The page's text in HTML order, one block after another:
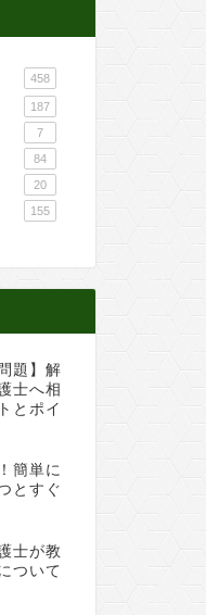
458
187
7
84
20
155
題】解
士へ相
とポイ
簡単に
とすぐ
士が教
ついて